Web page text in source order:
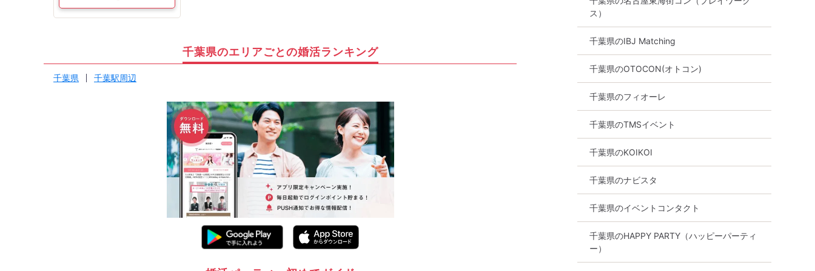
千葉県のエリアごとの婚活ランキング
千葉県 千葉駅周辺
ス）
千葉県のIBJ Matching
千葉県のOTOCON(オトコン)
千葉県のフィオーレ
千葉県のTMSイベント
千葉県のKOIKOI
千葉県のナビスタ
千葉県のイベントコンタクト
千葉県のHAPPY PARTY（ハッピーパーティ
ー）